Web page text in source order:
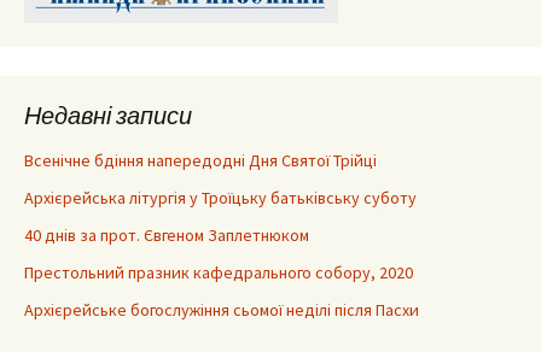
Недавні записи
Всенічне бдіння напередодні Дня Святої Трійці
Архієрейська літургія у Троїцьку батьківську суботу
40 днів за прот. Євгеном Заплетнюком
Престольний празник кафедрального собору, 2020
Архієрейське богослужіння сьомої неділі після Пасхи